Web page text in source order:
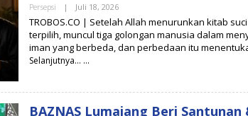
Persepsi | Juli 18, 2026
E
H
T
D
A
TROBOS.CO | Setelah Allah menurunkan kitab
terpilih, muncul tiga golongan manusia dalam
iman yang berbeda, dan perbedaan itu
Selanjutnya…
BAZNAS Lumajang Beri